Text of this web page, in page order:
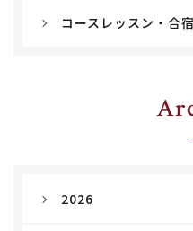
コースレッスン・合宿
2026